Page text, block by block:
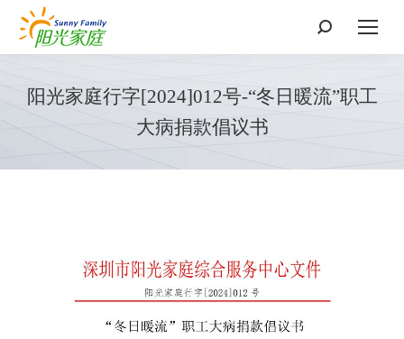
搜
索：
阳光家庭行字[2024]012号-“冬日暖流”职工
大病捐款倡议书